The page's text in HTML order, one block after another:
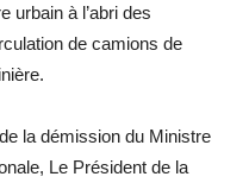
urbain à l’abri des
de camions de
la démission du Ministre
Le Président de la